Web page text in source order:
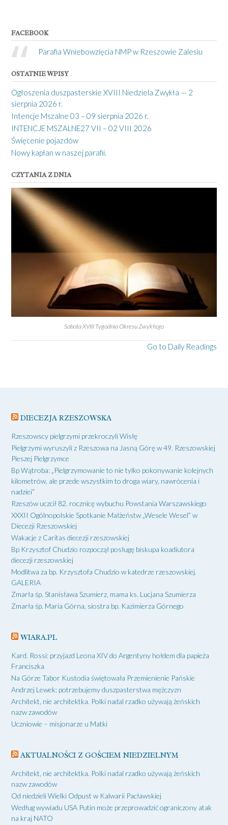
FACEBOOK
Parafia Wniebowzięcia NMP w Rzeszowie Zalesiu
OSTATNIE WPISY
Ogłoszenia duszpasterskie XVIII Niedziela Zwykła — 2
sierpnia 2026 r.
Intencje Mszalne 03 – 09 sierpnia 2026 r.
INTENCJE MSZALNE27 VII – 02 VIII 2026
Święcenie pojazdów
Nowy kapłan w naszej parafii.
CZYTANIA Z DNIA
Sobota XVIII Tygodnia Okresu Zwykłego
Go to Daily Readings
DIECEZJA RZESZOWSKA
Rzeszowscy pielgrzymi przekroczyli Wisłę
Pielgrzymi wyruszyli z Rzeszowa na Jasną Górę w 49. Rzeszowskiej
Pieszej Pielgrzymce
Bp Wątroba: „Pielgrzymowanie to nie tylko pokonywanie kolejnych
kilometrów, ale przede wszystkim to droga wiary, nawrócenia i
nadziei”
Rzeszów uczcił 82. rocznicę wybuchu Powstania Warszawskiego
XXXII Ogólnopolskie Spotkanie Małżeństw „Wesele Wesel” w
Diecezji Rzeszowskiej
Wakacje z Caritas diecezji rzeszowskiej
Bp Krzysztof Chudzio rozpoczął posługę biskupa koadiutora
diecezji rzeszowskiej
Modlitwa za bp. Krzysztofa Chudzio w katedrze rzeszowskiej.
GALERIA
Zmarła śp. Stanisława Szumierz, mama ks. Lucjana Szumierza
Zmarła śp. Maria Górna, siostra bp. Kazimierza Górnego
WIARA.PL
Kard. Rossi: przyjazd Leona XIV do Argentyny hołdem dla papieża
Franciszka
Na Górze Tabor Kustodia świętowała Przemienienie Pańskie
Andrzej Lewek: potrzebujemy duszpasterstwa mężczyzn
Architekt, nie architektka. Polki nadal rzadko używają żeńskich
nazw zawodów
Uczniowie – misjonarze u Matki
AKTUALNOŚCI Z GOŚCIEM NIEDZIELNYM
Architekt, nie architektka. Polki nadal rzadko używają żeńskich
nazw zawodów
Od niedzieli Wielki Odpust w Kalwarii Pacławskiej
Według wywiadu USA Putin może przeprowadzić ograniczony atak
na kraj NATO